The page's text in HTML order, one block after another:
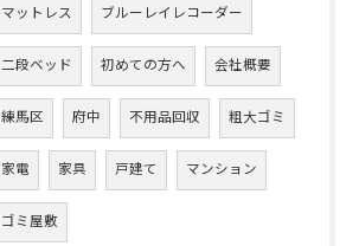
マットレス ブルーレイレコーダー
二段ベッド 初めての方へ 会社概要
練馬区 府中 不用品回収 粗大ゴミ
家電 家具 戸建て マンション
ゴミ屋敷